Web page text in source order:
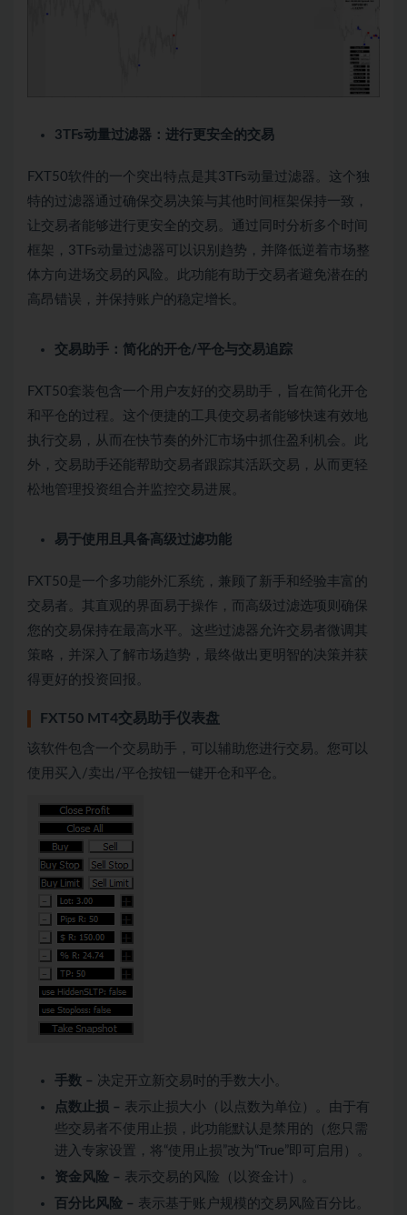
3TFs动量过滤器：进行更安全的交易
FXT50软件的一个突出特点是其3TFs动量过滤器。这个独
特的过滤器通过确保交易决策与其他时间框架保持一致，
让交易者能够进行更安全的交易。通过同时分析多个时间
框架，3TFs动量过滤器可以识别趋势，并降低逆着市场整
体方向进场交易的风险。此功能有助于交易者避免潜在的
高昂错误，并保持账户的稳定增长。
交易助手：简化的开仓/平仓与交易追踪
FXT50套装包含一个用户友好的交易助手，旨在简化开仓
和平仓的过程。这个便捷的工具使交易者能够快速有效地
执行交易，从而在快节奏的外汇市场中抓住盈利机会。此
外，交易助手还能帮助交易者跟踪其活跃交易，从而更轻
松地管理投资组合并监控交易进展。
易于使用且具备高级过滤功能
FXT50是一个多功能外汇系统，兼顾了新手和经验丰富的
交易者。其直观的界面易于操作，而高级过滤选项则确保
您的交易保持在最高水平。这些过滤器允许交易者微调其
策略，并深入了解市场趋势，最终做出更明智的决策并获
得更好的投资回报。
FXT50 MT4交易助手仪表盘
该软件包含一个交易助手，可以辅助您进行交易。您可以
使用买入/卖出/平仓按钮一键开仓和平仓。
手数 – 决定开立新交易时的手数大小。
点数止损 – 表示止损大小（以点数为单位）。由于有
些交易者不使用止损，此功能默认是禁用的（您只需
进入专家设置，将“使用止损”改为“True”即可启用）。
资金风险 – 表示交易的风险（以资金计）。
百分比风险 – 表示基于账户规模的交易风险百分比。